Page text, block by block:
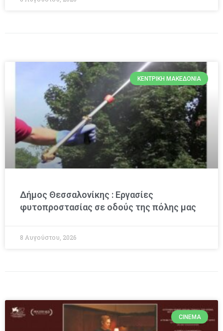
ΚΕΝΤΡΙΚΉ ΜΑΚΕΔΟΝΊΑ
Δήμος Θεσσαλονίκης : Εργασίες
φυτοπροστασίας σε οδούς της πόλης μας
8 Αυγούστου, 2026
CINEMA